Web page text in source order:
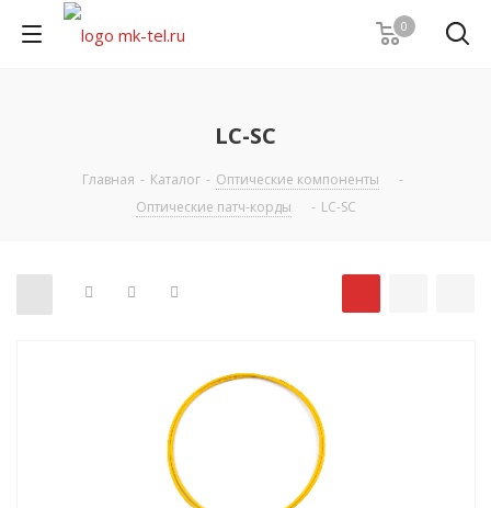
0
LC-SC
Главная - Каталог - Оптические компоненты
-
Оптические патч-корды
- LC-SC